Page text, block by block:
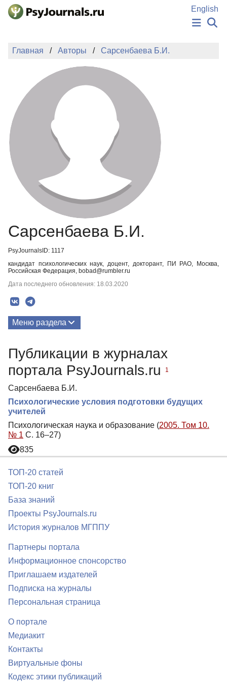
Перейти к основному содержанию
English
НОВОСТИ
АВТОРЫ
ПОДАТЬ РУКОПИСЬ
БАЗА ЗНАНИЙ
КЛЮЧЕВЫЕ СЛОВА
Регистрация
Главная Авторы Сарсенбаева Б.И.
Сарсенбаева Б.И.
PsyJournalsID: 1117
кандидат психологических наук, доцент, докторант, ПИ РАО, Москва,
Российская Федерация, bobad@rumbler.ru
Дата последнего обновления: 18.03.2020
Меню раздела
Публикации в журналах
портала PsyJournals.ru
1
Сарсенбаева Б.И.
Психологические условия подготовки будущих
учителей
Психологическая наука и образование (2005. Том 10.
№ 1 С. 16–27)
835
ТОП-20 статей
ТОП-20 книг
База знаний
Проекты PsyJournals.ru
История журналов МГППУ
Партнеры портала
Информационное спонсорство
Приглашаем издателей
Подписка на журналы
Персональная страница
О портале
Медиакит
Контакты
Виртуальные фоны
Кодекс этики публикаций